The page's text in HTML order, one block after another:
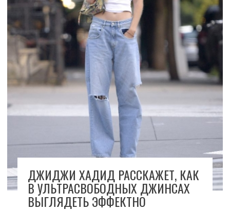
ДЖИДЖИ ХАДИД РАССКАЖЕТ, КАК
В УЛЬТРАСВОБОДНЫХ ДЖИНСАХ
ВЫГЛЯДЕТЬ ЭФФЕКТНО